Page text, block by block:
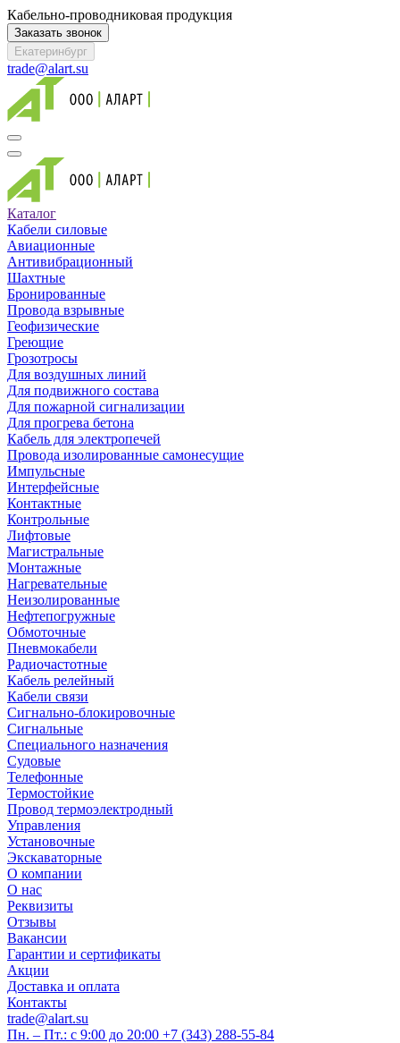
Кабельно-проводниковая продукция
Заказать звонок
Екатеринбург
trade@alart.su
Каталог
Кабели силовые
Авиационные
Антивибрационный
Шахтные
Бронированные
Провода взрывные
Геофизические
Греющие
Грозотросы
Для воздушных линий
Для подвижного состава
Для пожарной сигнализации
Для прогрева бетона
Кабель для электропечей
Провода изолированные самонесущие
Импульсные
Интерфейсные
Контактные
Контрольные
Лифтовые
Магистральные
Монтажные
Нагревательные
Неизолированные
Нефтепогружные
Обмоточные
Пневмокабели
Радиочастотные
Кабель релейный
Кабели связи
Сигнально-блокировочные
Сигнальные
Специального назначения
Судовые
Телефонные
Термостойкие
Провод термоэлектродный
Управления
Установочные
Экскаваторные
О компании
О нас
Реквизиты
Отзывы
Вакансии
Гарантии и сертификаты
Акции
Доставка и оплата
Контакты
trade@alart.su
Пн. – Пт.: с 9:00 до 20:00 +7 (343) 288-55-84